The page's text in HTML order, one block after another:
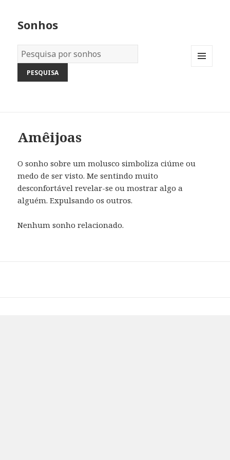
Sonhos
Dicionário
dos
Sonhos:
Amêijoas
O sonho sobre um molusco simboliza ciúme ou
medo de ser visto. Me sentindo muito
desconfortável revelar-se ou mostrar algo a
alguém. Expulsando os outros.
Nenhum sonho relacionado.